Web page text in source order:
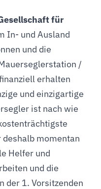
für
In- und Ausland
und die
/
erhalten
und einzigartige
ist nach wie
deshalb momentan
Helfer und
und die
der 1. Vorsitzenden